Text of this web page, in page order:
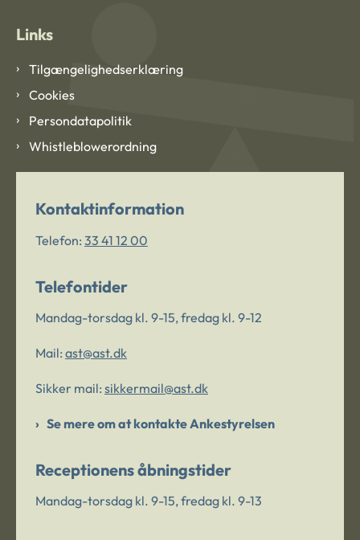
Links
Tilgængelighedserklæring
Cookies
Persondatapolitik
Whistleblowerordning
Kontaktinformation
Telefon: 33 41 12 00
Telefontider
Mandag-torsdag kl. 9-15, fredag kl. 9-12
Mail: ast@ast.dk
Sikker mail: sikkermail@ast.dk
Se mere om at kontakte Ankestyrelsen
Receptionens åbningstider
Mandag-torsdag kl. 9-15, fredag kl. 9-13